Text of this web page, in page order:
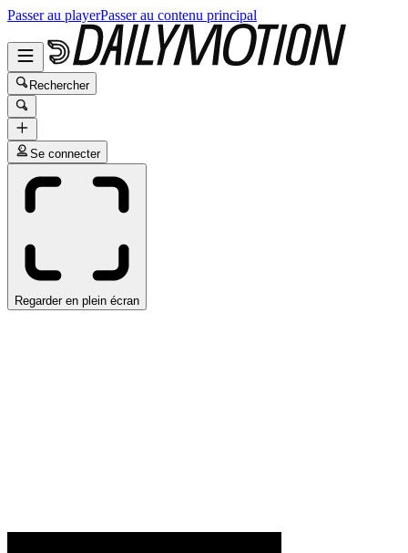
Passer au playerPasser au contenu principal
Rechercher
Se connecter
Regarder en plein écran